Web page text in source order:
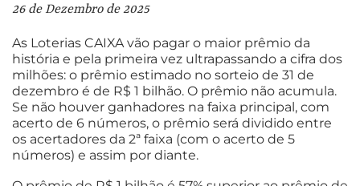
26 de Dezembro de 2025
As Loterias CAIXA vão pagar o maior prêmio da
história e pela primeira vez ultrapassando a cifra dos
milhões: o prêmio estimado no sorteio de 31 de
dezembro é de R$ 1 bilhão. O prêmio não acumula.
Se não houver ganhadores na faixa principal, com
acerto de 6 números, o prêmio será dividido entre
os acertadores da 2ª faixa (com o acerto de 5
números) e assim por diante.